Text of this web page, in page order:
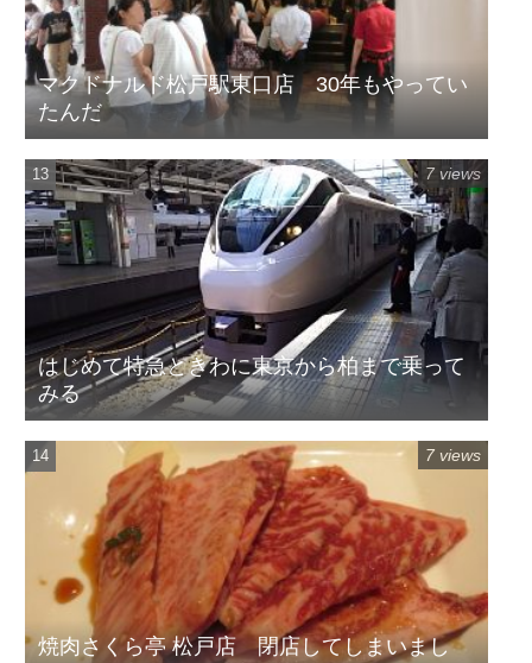
マクドナルド松戸駅東口店 30年もやってい
たんだ
はじめて特急ときわに東京から柏まで乗って
みる
7 views
焼肉さくら亭 松戸店 閉店してしまいまし
7 views